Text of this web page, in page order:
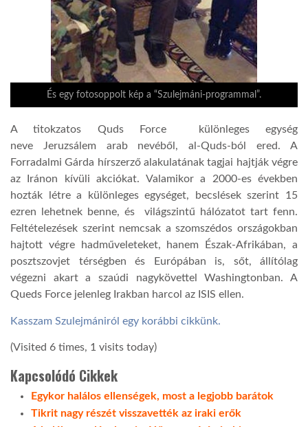
És egy fotosoppolt kép a “Szulejmáni-programmal”.
A titokzatos Quds Force különleges egység
neve Jeruzsálem arab nevéből, al-Quds-ból ered. A
Forradalmi Gárda hírszerző alakulatának tagjai hajtják végre
az Iránon kívüli akciókat. Valamikor a 2000-es években
hozták létre a különleges egységet, becslések szerint 15
ezren lehetnek benne, és világszintű hálózatot tart fenn.
Feltételezések szerint nemcsak a szomszédos országokban
hajtott végre hadműveleteket, hanem Észak-Afrikában, a
posztszovjet térségben és Európában is, sőt, állítólag
végezni akart a szaúdi nagykövettel Washingtonban. A
Queds Force jelenleg Irakban harcol az ISIS ellen.
Kasszam Szulejmániról egy korábbi cikkünk.
(Visited 6 times, 1 visits today)
Kapcsolódó Cikkek
Egykor halálos ellenségek, most a legjobb barátok
Tikrit nagy részét visszavették az iraki erők